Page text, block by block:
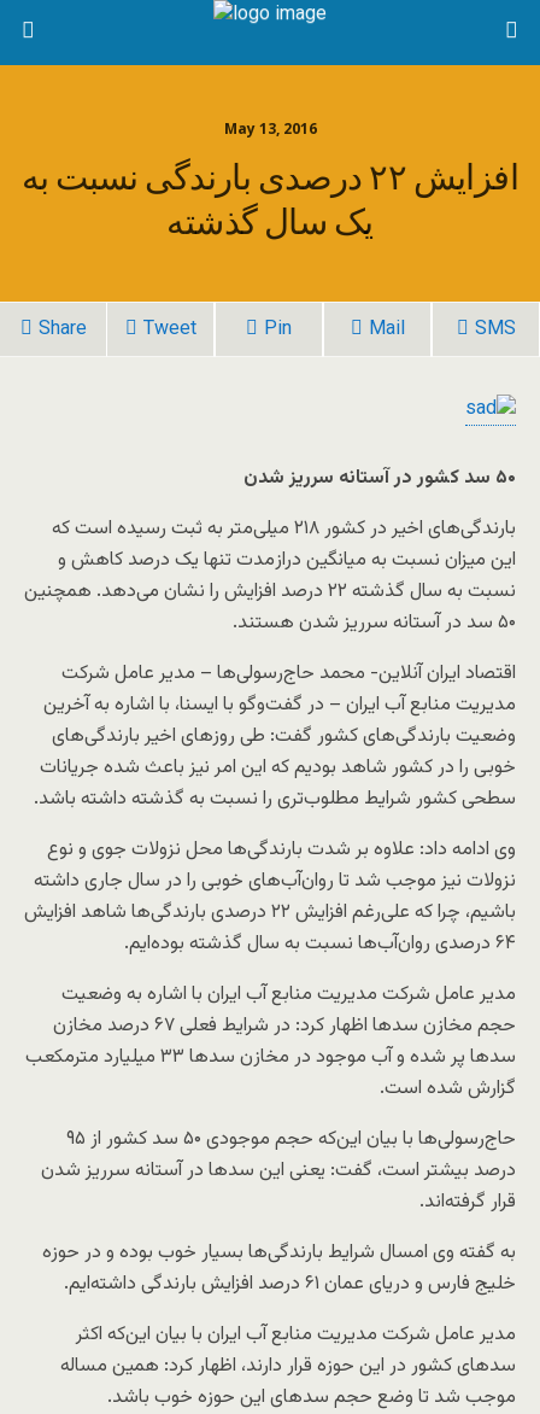
May 13, 2016
افزایش ۲۲ درصدی بارندگی نسبت به
یک سال گذشته
Share Tweet Pin Mail SMS
۵۰ سد کشور در آستانه سرریز شدن
بارندگی‌های اخیر در کشور ۲۱۸ میلی‌متر به ثبت رسیده است که
این میزان نسبت به میانگین دراز‌مدت تنها یک درصد کاهش و
نسبت به سال گذشته ۲۲ درصد افزایش را نشان می‌دهد. همچنین
۵۰ سد در آستانه سرریز شدن هستند.
اقتصاد ایران آنلاین- محمد حاج‌رسولی‌ها – مدیر عامل شرکت
مدیریت منابع آب ایران – در گفت‌وگو با ایسنا، با اشاره به آخرین
وضعیت بارندگی‌های کشور گفت: طی روزهای اخیر بارندگی‌های
خوبی را در کشور شاهد بودیم که این امر نیز باعث شده جریانات
سطحی کشور شرایط مطلوب‌تری را نسبت به گذشته داشته باشد.
وی ادامه داد: علاوه بر شدت بارندگی‌ها محل نزولات جوی و نوع
نزولات نیز موجب شد تا روان‌آب‌های خوبی را در سال جاری داشته
باشیم، چرا که علی‌رغم افزایش ۲۲ درصدی بارندگی‌ها شاهد افزایش
۶۴ درصدی روان‌آب‌ها نسبت به سال گذشته بوده‌ایم.
مدیر عامل شرکت مدیریت منابع آب ایران با اشاره به وضعیت
حجم مخازن سدها اظهار کرد: در شرایط فعلی ۶۷ درصد مخازن
سدها پر شده و آب موجود در مخازن سد‌ها ۳۳ میلیارد مترمکعب
گزارش شده است.
حاج‌رسولی‌ها با بیان این‌که حجم موجودی ۵۰ سد کشور از ۹۵
درصد بیشتر است، گفت: یعنی این سدها در آستانه سرریز شدن
قرار گرفته‌اند.
به گفته وی امسال شرایط بارندگی‌ها بسیار خوب بوده و در حوزه
خلیج فارس و دریای عمان ۶۱ درصد افزایش بارندگی داشته‌ایم.
مدیر عامل شرکت مدیریت منابع آب ایران با بیان این‌که اکثر
سدهای کشور در این حوزه قرار دارند، اظهار کرد: همین مساله
موجب شد تا وضع حجم سدهای این حوزه خوب باشد.